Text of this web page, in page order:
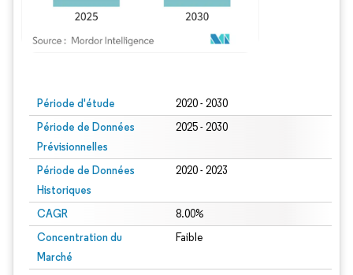
Période d'étude 2020 - 2030
Période de Données
Prévisionnelles
2025 - 2030
Période de Données
Historiques
2020 - 2023
CAGR 8.00%
Concentration du
Marché
Faible